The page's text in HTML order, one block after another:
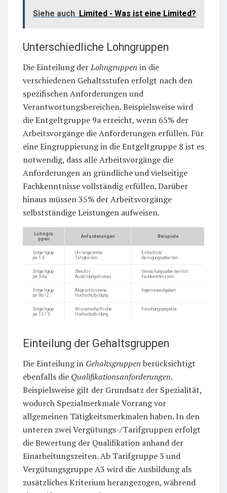
Siehe auch Limited - Was ist eine Limited?
Unterschiedliche Lohngruppen
Die Einteilung derLohngruppen in die
verschiedenen Gehaltsstufen erfolgt nach den
spezifischen Anforderungen und
Verantwortungsbereichen. Beispielsweise wird
die Entgeltgruppe 9a erreicht, wenn 65% der
Arbeitsvorgänge die Anforderungen erfüllen. Für
eine Eingruppierung in die Entgeltgruppe 8 ist es
notwendig, dass alle Arbeitsvorgänge die
Anforderungen an gründliche und vielseitige
Fachkenntnisse vollständig erfüllen. Darüber
hinaus müssen 35% der Arbeitsvorgänge
selbstständige Leistungen aufweisen.
Lohngru
ppen
Anforderungen Beispiele
Entgeltgrup
pe 1-4
Un-/angelernte
Tätigkeiten
Einfachste
Reinigungsarbeiten
Entgeltgrup
pe 5-9a
(Berufs-)
Ausbildungsniveau
Verwaltungsarbeiten mit
Fachkenntnissen
Entgeltgrup
pe 9b-12
Abgeschlossene
Hochschulbildung
Ingenieuraufgaben
Entgeltgrup
pe 13-15
Wissenschaftliche
Hochschulbildung
Forschungsprojekte
Einteilung der Gehaltsgruppen
Die Einteilung in Gehaltsgruppen berücksichtigt
ebenfalls die Qualifikationsanforderungen.
Beispielsweise gilt der Grundsatz der Spezialität,
wodurch Spezialmerkmale Vorrang vor
allgemeinen Tätigkeitsmerkmalen haben. In den
unteren zwei Vergütungs-/Tarifgruppen erfolgt
die Bewertung der Qualifikation anhand der
Einarbeitungszeiten. Ab Tarifgruppe 3 und
Vergütungsgruppe A3 wird die Ausbildung als
zusätzliches Kriterium herangezogen, während